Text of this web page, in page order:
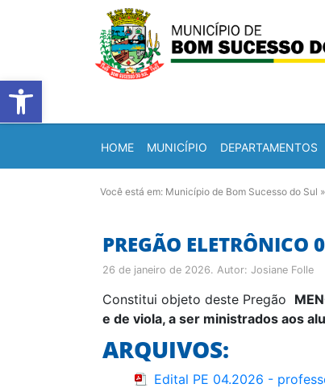
Barra de Ferramentas
HOME MUNICÍPIO DEPARTAMENTOS
Você está em: Município de Bom Sucesso do Sul »
PREGÃO ELETRÔNICO
26 de janeiro de 2026. Autor: Josiane Folle
Constitui objeto deste Pregão
e de viola, a ser ministrados aos
ARQUIVOS:
Edital PE 04.2026 -